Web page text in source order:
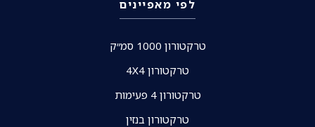
לפי מאפיינים
טרקטורון 1000 סמ״ק
טרקטורון 4X4
טרקטורון 4 פעימות
טרקטורון בנזין